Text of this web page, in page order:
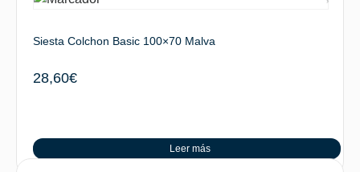
Siesta Colchon Basic 100×70 Malva
28,60€
Leer más